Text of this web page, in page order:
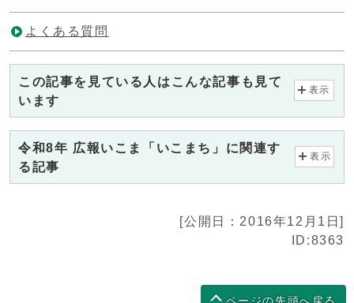
よくある質問
この記事を見ている人はこんな記事も見て
います
表示
令和8年 広報いこま「いこまち」に関連す
る記事
表示
[公開日：2016年12月1日]
ID:8363